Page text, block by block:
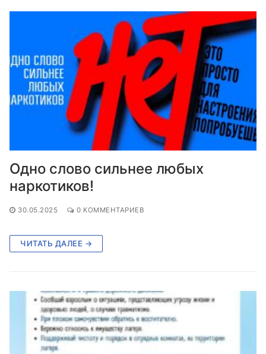
Одно слово сильнее любых
наркотиков!
30.05.2025 0 КОММЕНТАРИЕВ
ЧИТАТЬ ДАЛЕЕ →